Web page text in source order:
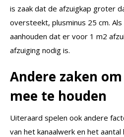
is zaak dat de afzuigkap groter
oversteekt, plusminus 25 cm.
aanhouden dat er voor 1 m2
afzuiging nodig is.
Andere zaken
mee te houden
Uiteraard spelen ook andere
van het kanaalwerk en het